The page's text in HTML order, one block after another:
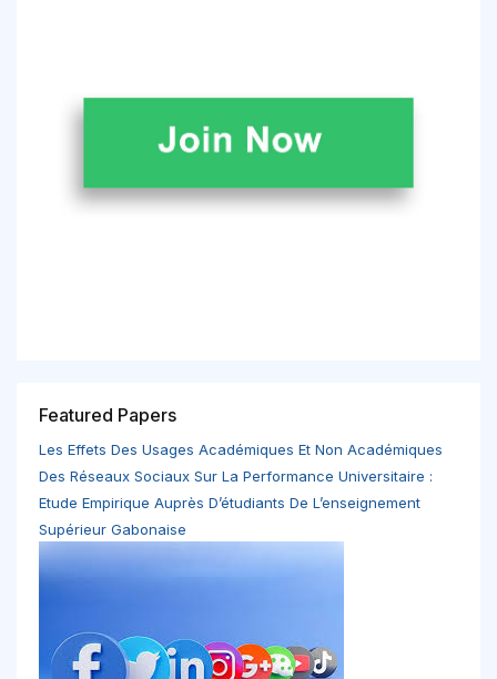
Featured Papers
Les Effets Des Usages Académiques Et Non Académiques
Des Réseaux Sociaux Sur La Performance Universitaire :
Etude Empirique Auprès D’étudiants De L’enseignement
Supérieur Gabonaise